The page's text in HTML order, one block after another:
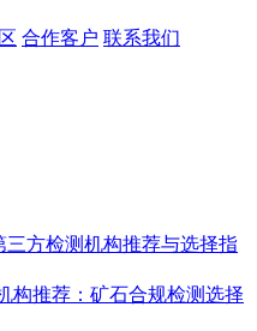
合作客户 联系我们
三方检测机构推荐与选择指
构推荐：矿石合规检测选择